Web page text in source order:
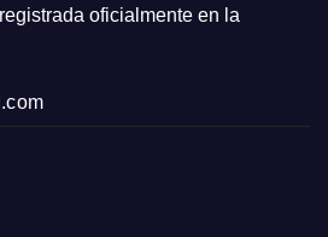
oficialmente en la